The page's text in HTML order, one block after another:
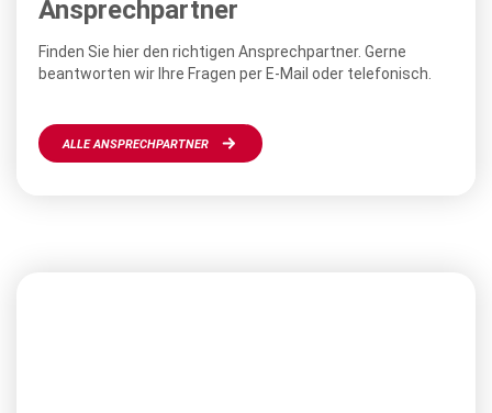
Ansprechpartner
Finden Sie hier den richtigen Ansprechpartner. Gerne
beantworten wir Ihre Fragen per E-Mail oder telefonisch.
ALLE ANSPRECHPARTNER